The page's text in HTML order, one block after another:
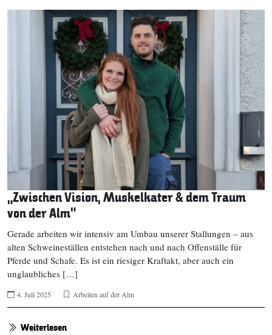
„Zwischen Vision, Muskelkater & dem Traum
von der Alm“
Gerade arbeiten wir intensiv am Umbau unserer Stallungen – aus
alten Schweineställen entstehen nach und nach Offenställe für
Pferde und Schafe. Es ist ein riesiger Kraftakt, aber auch ein
unglaubliches […]
4. Juli 2025 Arbeiten auf der Alm
Weiterlesen